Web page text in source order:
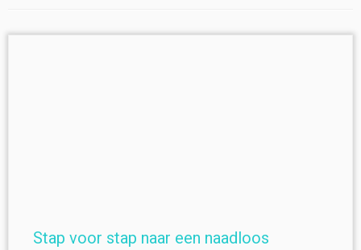
Stap voor stap naar een naadloos